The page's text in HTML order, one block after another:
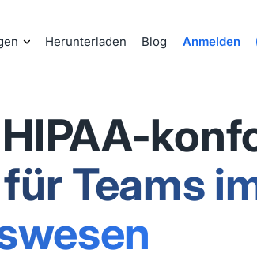
Herunterladen Blog Anmelden
Teams